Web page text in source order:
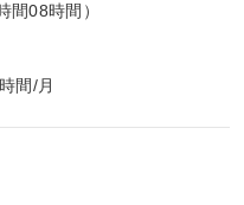
08時間）
間/月